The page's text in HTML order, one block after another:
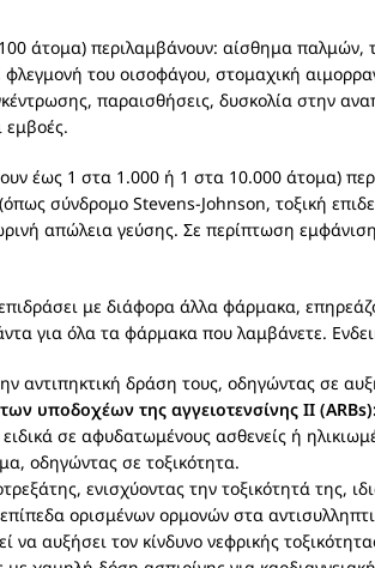
άτομα) περιλαμβάνουν: αίσθημα παλμών,
του οισοφάγου, στομαχική
παραισθήσεις, δυσκολία στην
εμβοές.
έως 1 στα 1.000 ή 1 στα 10.000 άτομα)
σύνδρομο Stevens-Johnson, τοξική
απώλεια γεύσης. Σε περίπτωση
με διάφορα άλλα φάρμακα,
για όλα τα φάρμακα που λαμβάνετε.
αντιπηκτική δράση τους, οδηγώντας σε
υποδοχέων της αγγειοτενσίνης II (ARBs):
σε αφυδατωμένους ασθενείς ή
οδηγώντας σε τοξικότητα.
ενισχύοντας την τοξικότητά της,
ορισμένων ορμονών στα
να αυξήσει τον κίνδυνο νεφρικής